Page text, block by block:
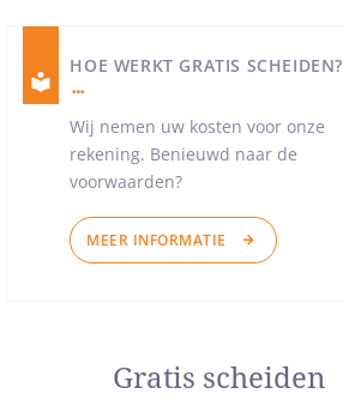
HOE WERKT GRATIS SCHEIDEN?
Wij nemen uw kosten voor onze
rekening. Benieuwd naar de
voorwaarden?
MEER INFORMATIE
Gratis scheiden